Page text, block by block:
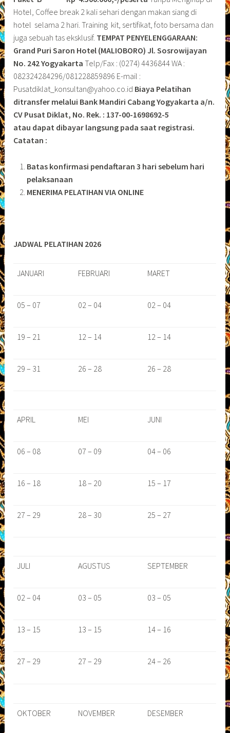
Hotel, Coffee break 2 kali sehari dengan makan siang di
hotel selama 2 hari. Training kit, sertifikat, foto bersama dan
juga sebuah tas eksklusif. TEMPAT PENYELENGGARAAN:
Grand Puri Saron Hotel (MALIOBORO) Jl. Sosrowijayan
No. 242 Yogyakarta Telp/Fax : (0274) 4436844 WA :
082324284296/081228859896 E-mail :
Pusatdiklat_konsultan@yahoo.co.id Biaya Pelatihan
ditransfer melalui Bank Mandiri Cabang Yogyakarta a/n.
CV Pusat Diklat, No. Rek. : 137-00-1698692-5
atau dapat dibayar langsung pada saat registrasi.
Catatan :
Batas konfirmasi pendaftaran 3 hari sebelum hari
pelaksanaan
MENERIMA PELATIHAN VIA ONLINE
JADWAL PELATIHAN 2026
JANUARI FEBRUARI MARET
05 – 07 02 – 04 02 – 04
19 – 21 12 – 14 12 – 14
29 – 31 26 – 28 26 – 28
APRIL MEI JUNI
06 – 08 07 – 09 04 – 06
16 – 18 18 – 20 15 – 17
27 – 29 28 – 30 25 – 27
JULI AGUSTUS SEPTEMBER
02 – 04 03 – 05 03 – 05
13 – 15 13 – 15 14 – 16
27 – 29 27 – 29 24 – 26
OKTOBER NOVEMBER DESEMBER